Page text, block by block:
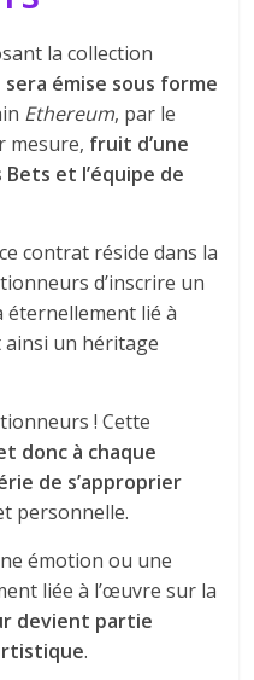
la collection
sera émise sous forme
Ethereum, par le
mesure, fruit d’une
et l’équipe de
contrat réside dans la
d’inscrire un
éternellement lié à
ainsi un héritage
! Cette
donc à chaque
de s’approprier
personnelle.
émotion ou une
liée à l’œuvre sur la
devient partie
.